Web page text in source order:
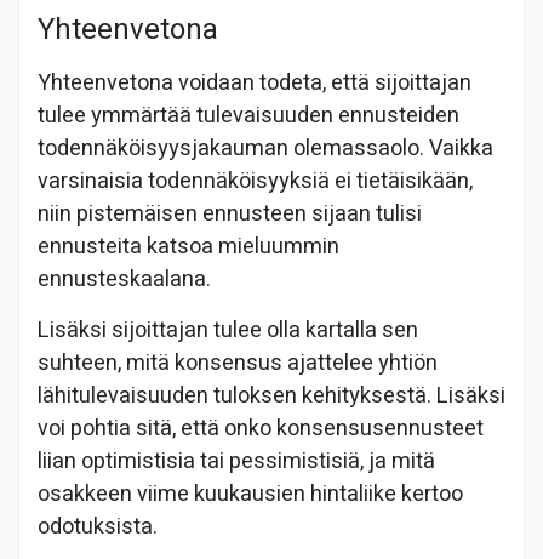
Yhteenvetona
Yhteenvetona voidaan todeta, että sijoittajan
tulee ymmärtää tulevaisuuden ennusteiden
todennäköisyysjakauman olemassaolo. Vaikka
varsinaisia todennäköisyyksiä ei tietäisikään,
niin pistemäisen ennusteen sijaan tulisi
ennusteita katsoa mieluummin
ennusteskaalana.
Lisäksi sijoittajan tulee olla kartalla sen
suhteen, mitä konsensus ajattelee yhtiön
lähitulevaisuuden tuloksen kehityksestä. Lisäksi
voi pohtia sitä, että onko konsensusennusteet
liian optimistisia tai pessimistisiä, ja mitä
osakkeen viime kuukausien hintaliike kertoo
odotuksista.